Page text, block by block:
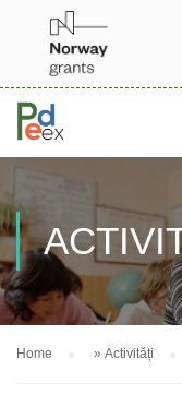
Home » Activități